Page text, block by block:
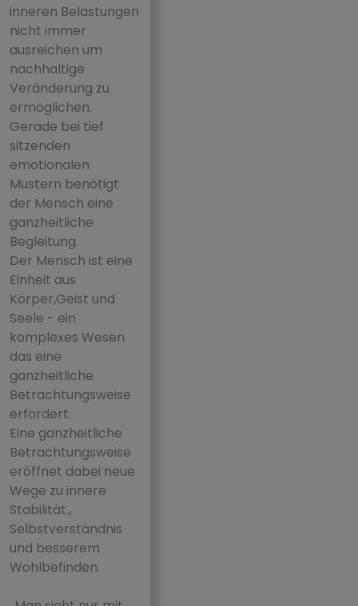
inneren Belastungen
nicht immer
ausreichen um
nachhaltige
Veränderung zu
ermöglichen.
Gerade bei tief
sitzenden
emotionalen
Mustern benötigt
der Mensch eine
ganzheitliche
Begleitung.
Der Mensch ist eine
Einheit aus
Körper,Geist und
Seele - ein
komplexes Wesen
das eine
ganzheitliche
Betrachtungsweise
erfordert.
Eine ganzheitliche
Betrachtungsweise
eröffnet dabei neue
Wege zu innere
Stabilität.,
Selbstverständnis
und besserem
Wohlbefinden.